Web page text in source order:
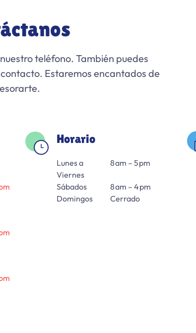
teléfono. También puedes
Estaremos encantados de
Horario
Lunes a
Viernes
8 am – 5 pm
Sábados
8 am – 4 pm
Domingos
Cerrado